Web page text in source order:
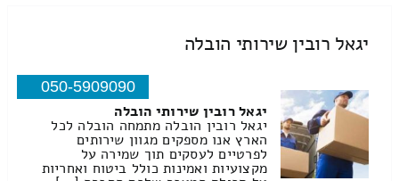
יגאל רובין שירותי הובלה
050-5909090
יגאל רובין שירותי הובלה
יגאל רובין הובלה מתמחה הובלה לכל
הארץ אנו מספקים מגוון שירותים
לפרטיים לעסקים תוך שמירה על
מקצועיות ואמינות כולל ביטוח ואחריות